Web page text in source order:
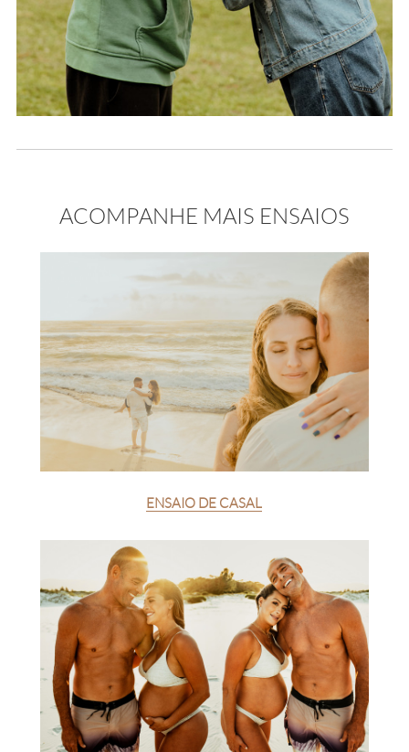
ACOMPANHE MAIS ENSAIOS
ENSAIO DE CASAL